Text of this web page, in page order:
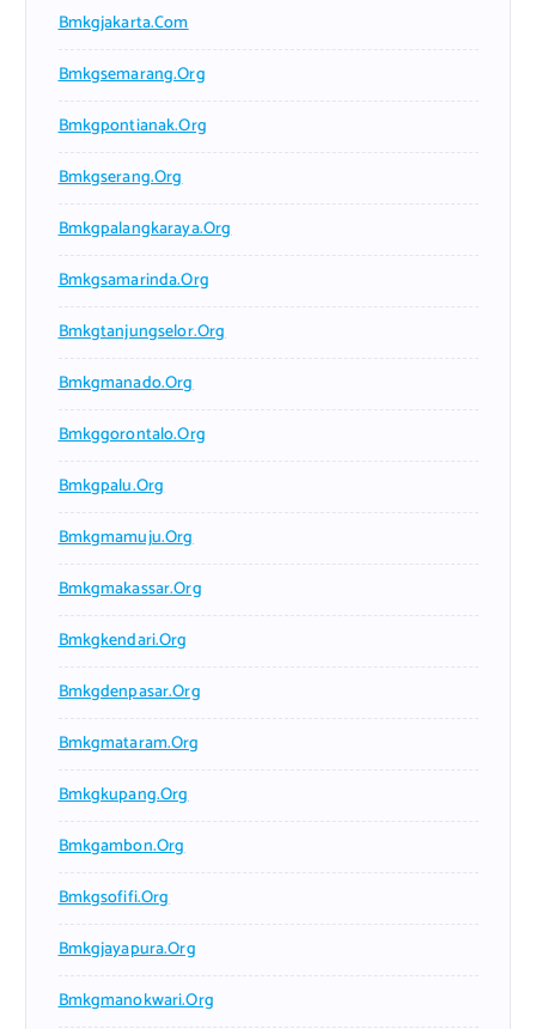
Bmkgjakarta.com
Bmkgsemarang.org
Bmkgpontianak.org
Bmkgserang.org
Bmkgpalangkaraya.org
Bmkgsamarinda.org
Bmkgtanjungselor.org
Bmkgmanado.org
Bmkggorontalo.org
Bmkgpalu.org
Bmkgmamuju.org
Bmkgmakassar.org
Bmkgkendari.org
Bmkgdenpasar.org
Bmkgmataram.org
Bmkgkupang.org
Bmkgambon.org
Bmkgsofifi.org
Bmkgjayapura.org
Bmkgmanokwari.org